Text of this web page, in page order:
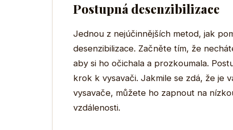
Postupná desenzibilizace
Jednou z nejúčinnějších metod, jak
desenzibilizace. Začněte tím, že
aby si ho očichala a prozkoumala.
krok k vysavači. Jakmile se zdá, že je
vysavače, můžete ho zapnout na
vzdálenosti.